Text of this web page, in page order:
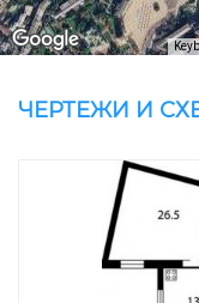
ЧЕРТЕЖИ И